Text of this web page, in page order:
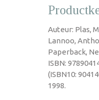
Auteur: Plas,
Lannoo,
Paperback,
ISBN:
(ISBN10:
1998.